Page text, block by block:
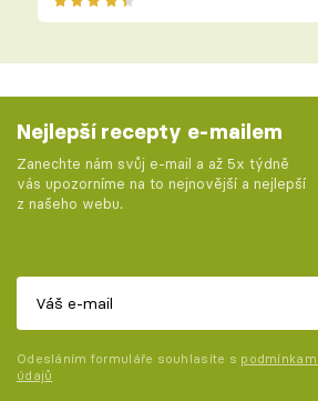
Nejlepší recepty e-mailem
Zanechte nám svůj e-mail a až 5x týdně
vás upozorníme na to nejnovější a nejlepší
z našeho webu.
Odesláním formuláře souhlasíte s
údajů